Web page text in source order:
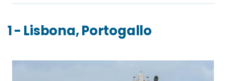
1 - Lisbona, Portogallo